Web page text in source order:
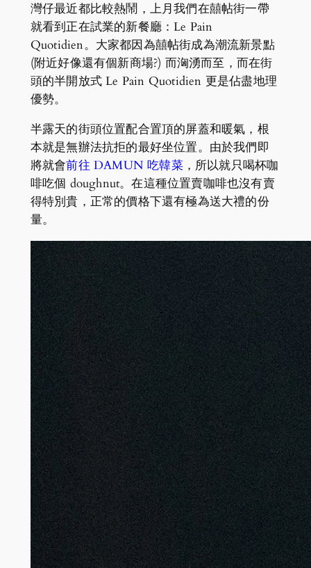
灣仔最近都比較熱鬧，上月我們在囍帖街一帶
就看到正在試業的新餐廳：Le Pain
Quotidien。大家都因為囍帖街成為潮流新景點
(附近好像還有個新商場?) 而洶湧而至，而在街
頭的半開放式 Le Pain Quotidien 更是佔盡地理
優勢。
半露天的街頭位置配合置頂的屏蓋和暖氣，根
本就是無辦法抗拒的最好坐位置。由於我們即
將就會前往 DAMUN 吃韓菜，所以就只喝杯咖
啡吃個 doughnut。在這種位置賣咖啡也沒有賣
得特別貴，正常的價格下還有極為送大禮的份
量。